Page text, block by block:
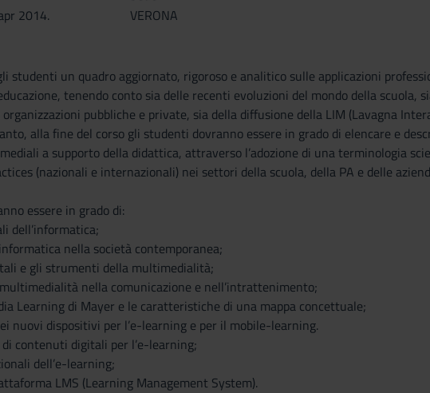
2014.
VERONA
studenti un quadro aggiornato, rigoroso e analitico sulle applicazioni
tenendo conto sia delle recenti evoluzioni del mondo della scuola,
organizzazioni pubbliche e private, sia della diffusione della LIM (Lavagna
alla fine del corso gli studenti dovranno essere in grado di elencare e
a supporto della didattica, attraverso l’adozione di una terminologia
(nazionali e internazionali) nei settori della scuola, della PA e delle
essere in grado di:
dell’informatica;
nella società contemporanea;
e gli strumenti della multimedialità;
nella comunicazione e nell’intrattenimento;
Learning di Mayer e le caratteristiche di una mappa concettuale;
nuovi dispositivi per l’e-learning e per il mobile-learning.
contenuti digitali per l’e-learning;
dell’e-learning;
LMS (Learning Management System).